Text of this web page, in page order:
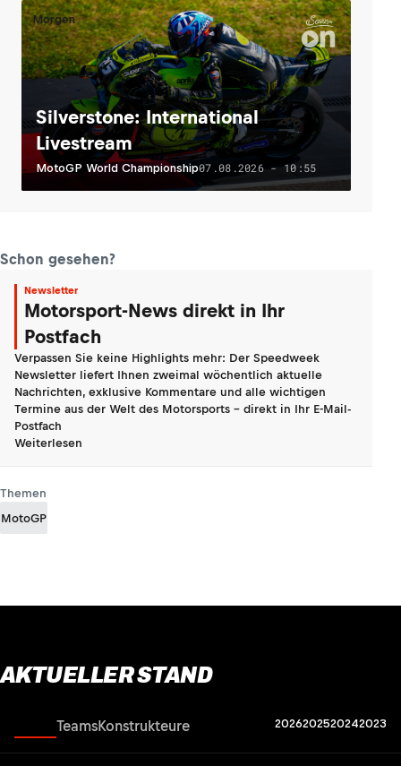
Morgen
Silverstone: International
Livestream
MotoGP World Championship07.08.2026 - 10:55
Schon gesehen?
Newsletter
Motorsport-News direkt in Ihr
Postfach
Verpassen Sie keine Highlights mehr: Der Speedweek
Newsletter liefert Ihnen zweimal wöchentlich aktuelle
Nachrichten, exklusive Kommentare und alle wichtigen
Termine aus der Welt des Motorsports - direkt in Ihr E-Mail-
Postfach
Weiterlesen
Themen
MotoGP
AKTUELLER STAND
TeamsKonstrukteure 2026202520242023